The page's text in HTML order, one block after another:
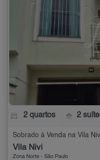
2 quartos 2
Sobrado à Venda na Vila
Vila Nivi
Zona Norte - São Paulo